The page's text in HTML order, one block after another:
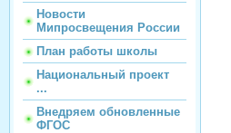
Новости
Мипросвещения России
План работы школы
Национальный проект
...
Внедряем обновленные
ФГОС